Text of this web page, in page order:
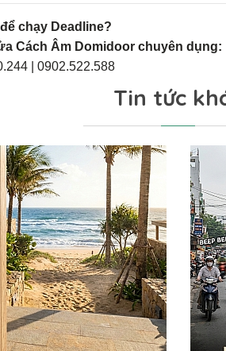
chạy Deadline?
Cách Âm Domidoor chuyên dụng:
| 0902.522.588
Tin tức